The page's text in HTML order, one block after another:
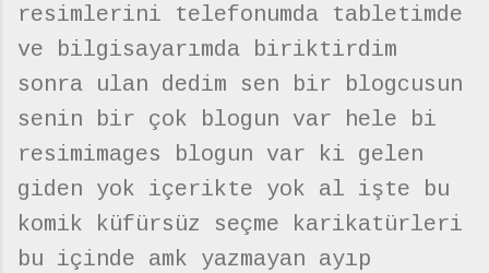
resimlerini telefonumda tabletimde
ve bilgisayarımda biriktirdim
sonra ulan dedim sen bir blogcusun
senin bir çok blogun var hele bi
resimimages blogun var ki gelen
giden yok içerikte yok al işte bu
komik küfürsüz seçme karikatürleri
bu içinde amk yazmayan ayıp